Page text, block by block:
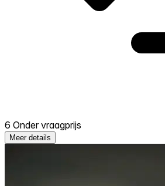
6 Onder vraagprijs
Meer details